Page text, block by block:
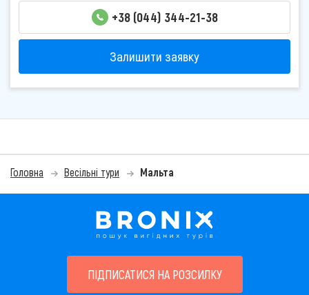
+38 (044) 344-21-38
Залишити заявку
Головна Весільні тури Мальта
ПІДПИСАТИСЯ НА РОЗСИЛКУ